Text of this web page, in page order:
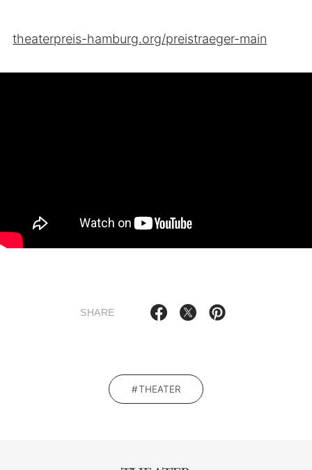
theaterpreis-hamburg.org/preistraeger-main
SHARE
THEATER